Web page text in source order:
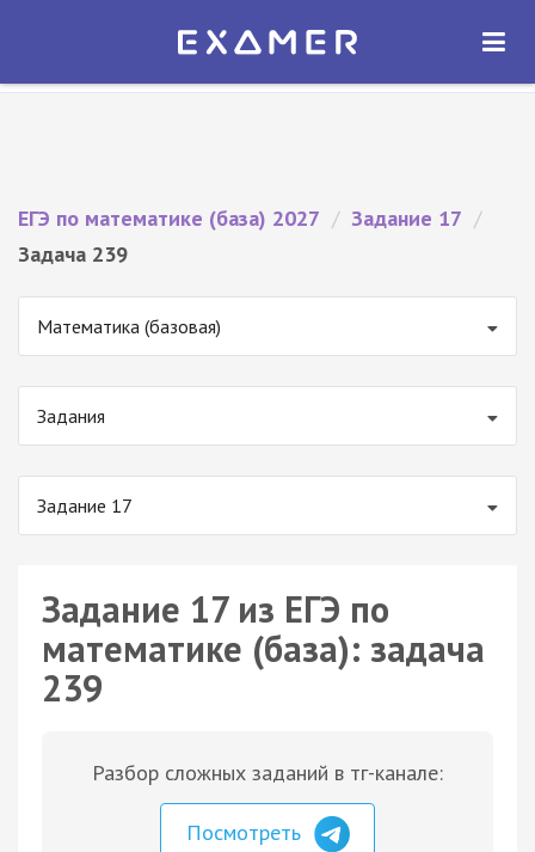
Экзамер — ЕГЭ 2027
ОТКРЫТЬ
ЕГЭ по математике (база) 2027 / Задание 17 /
Задача 239
Математика (базовая)
Задания
Задание 17
Задание 17 из ЕГЭ по
математике (база): задача
239
Разбор сложных заданий в тг-канале:
Посмотреть